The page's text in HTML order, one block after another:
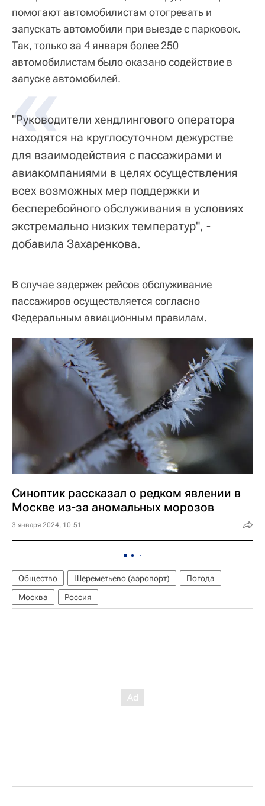
помогают автомобилистам отогревать и
запускать автомобили при выезде с парковок.
Так, только за 4 января более 250
автомобилистам было оказано содействие в
запуске автомобилей.
«
"Руководители хендлингового оператора
находятся на круглосуточном дежурстве
для взаимодействия с пассажирами и
авиакомпаниями в целях осуществления
всех возможных мер поддержки и
бесперебойного обслуживания в условиях
экстремально низких температур", -
добавила Захаренкова.
В случае задержек рейсов обслуживание
пассажиров осуществляется согласно
Федеральным авиационным правилам.
Синоптик рассказал о редком явлении в
Москве из-за аномальных морозов
3 января 2024, 10:51
Общество Шереметьево (аэропорт)
Погода
Москва
Россия